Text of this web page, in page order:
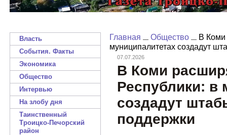
Власть
События. Факты
Экономика
Общество
Интервью
На злобу дня
Таинственный
Троицко-Печорский
район
Главная Общество
В Коми
муниципалитетах создадут
07.07.2026
В Коми
Республики: в
создадут
поддержки